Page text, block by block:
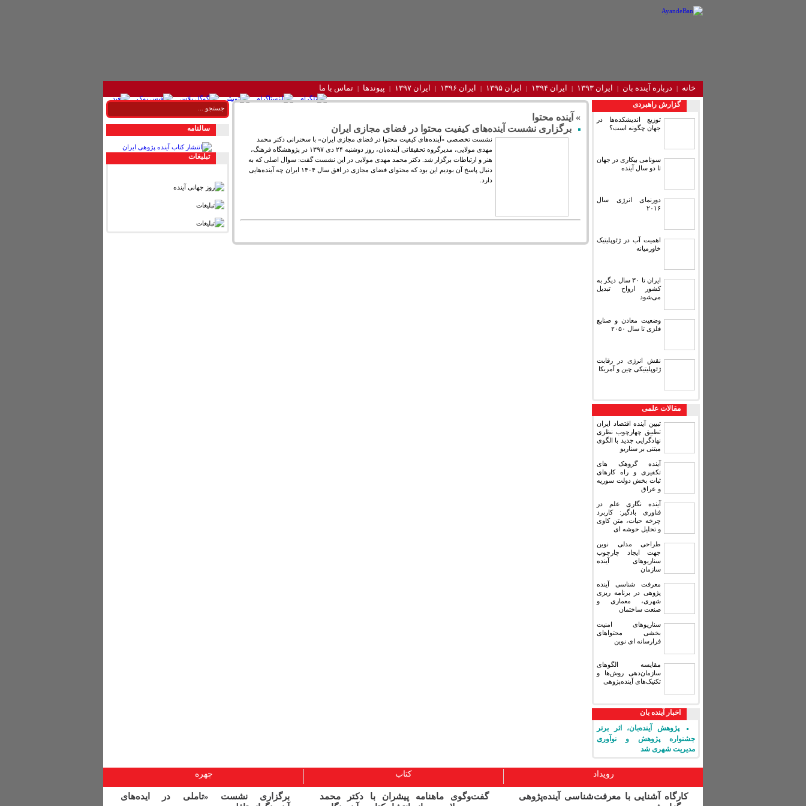
خانه درباره آینده‌ بان ایران ۱۳۹۳ ایران ۱۳۹۴ ایران ۱۳۹۵ ایران ۱۳۹۶ ایران ۱۳۹۷ پیوندها تماس با ما
گزارش راهبردی
توزیع اندیشکده‌ها در
جهان چگونه است؟
سونامی بیکاری در جهان
تا دو سال آینده
دورنمای انرژی سال
۲۰۱۶
اهمیت آب در ژئوپلیتیک
خاورمیانه
ایران تا ۳۰ سال دیگر به
کشور ارواح تبدیل
می‌شود
وضعیت معادن و صنایع
فلزی تا سال ۲۰۵۰
نقش انرژی در رقابت
ژئوپلیتیکی چین و آمریکا
مقالات علمی
تبیین آینده اقتصاد ایران
تطبیق چهارچوب نظری
نهادگرایی جدید با الگوی
مبتنی بر سناریو
آینده گروهک های
تکفیری و راه کارهای
ثبات بخش دولت سوریه
و عراق
آینده نگاری علم در
فناوری بادگیر: کاربرد
چرخه حیات، متن کاوی
و تحلیل خوشه ای
طراحی مدلی نوین
جهت ایجاد چارچوب
سناریوهای آینده
سازمان
معرفت شناسی آینده
پژوهی در برنامه ریزی
شهری، معماری و
صنعت ساختمان
سناریوهای امنیت
بخشی محتواهای
فرارسانه ای نوین
مقایسه‏ الگوهای
سازمان‌دهی روش‌ها و
تکنیک‌های آینده‌پژوهی
اخبار آینده بان
پژوهش آینده‌بان، اثر برتر
جشنواره پژوهش و نوآوری
مدیریت شهری شد
» آینده محتوا
برگزاری نشست آینده‌های‌ کیفیت محتوا در فضای مجازی ایران
نشست تخصصی «آینده‌های‌ کیفیت محتوا در فضای مجازی ایران» با سخنرانی دکتر محمد
مهدی مولایی، مدیرگروه تحقیقاتی آینده‏‌بان، روز دوشنبه ۲۴ دی ۱۳۹۷ در پژوهشگاه فرهنگ،
هنر و ارتباطات برگزار ‌شد. دکتر محمد مهدی مولایی در این نشست گفت: سوال اصلی که به
دنبال پاسخ آن بودیم این بود که محتوای فضای مجازی در افق سال ۱۴۰۴ ایران چه آینده‌هایی
دارد.
سالنامه
تبليغات
رویداد کتاب چهره
کارگاه آشنایی با معرفت‌شناسی آینده‌پژوهی
گفت‌وگوی ماهنامه پیشران با دکتر محمد
برگزاری نشست «تاملی در ایده‌های